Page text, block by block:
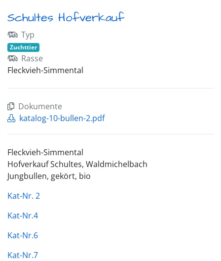
Schultes Hofverkauf
Typ
Zuchttier
Rasse
Fleckvieh-Simmental
Dokumente
katalog-10-bullen-2.pdf
Fleckvieh-Simmental
Hofverkauf Schultes, Waldmichelbach
Jungbullen, gekört, bio
Kat-Nr. 2
Kat-Nr.4
Kat-Nr.6
Kat-Nr.7